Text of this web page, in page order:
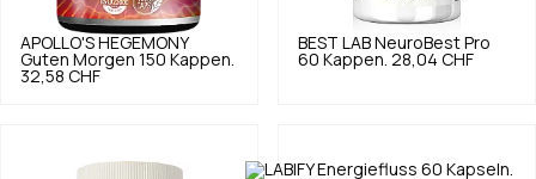
APOLLO'S HEGEMONY
Guten Morgen 150 Kappen.
32,58 CHF
BEST LAB NeuroBest Pro
60 Kappen. 28,04 CHF